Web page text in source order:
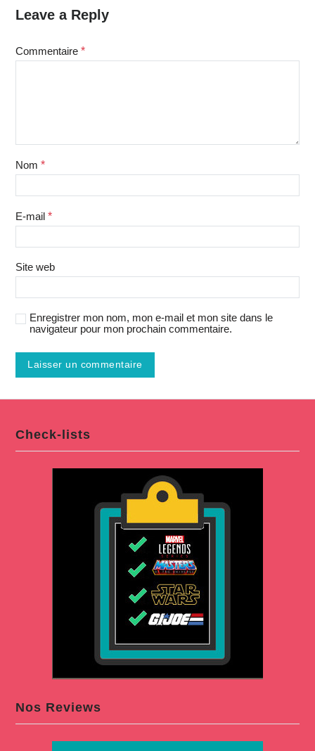
Leave a Reply
Commentaire *
Nom *
E-mail *
Site web
Enregistrer mon nom, mon e-mail et mon site dans le
navigateur pour mon prochain commentaire.
Check-lists
Nos Reviews